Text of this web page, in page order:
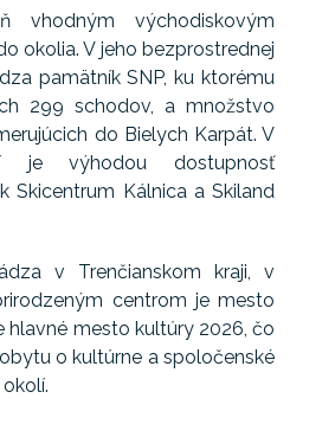
vhodným východiskovým
okolia. V jeho bezprostrednej
pamätník SNP, ku ktorému
299 schodov, a množstvo
do Bielych Karpát. V
je výhodou dostupnosť
Skicentrum Kálnica a Skiland
v Trenčianskom kraji, v
centrom je mesto
hlavné mesto kultúry 2026, čo
o kultúrne a spoločenské